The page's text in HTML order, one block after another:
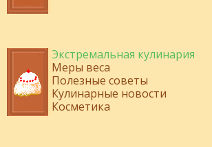
Экстремальная кулинария
Меры веса
Полезные советы
Кулинарные новости
Косметика